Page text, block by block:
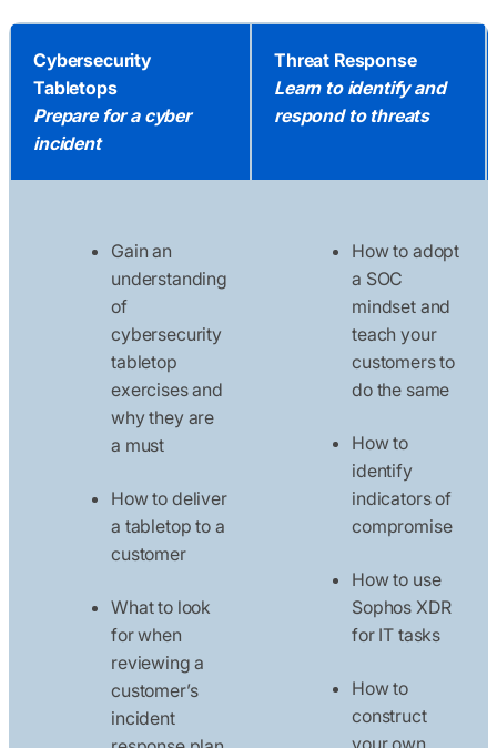
Cybersecurity
Tabletops
Prepare for a cyber
incident
Threat Response
Learn to identify and
respond to threats
Gain an
understanding
of
cybersecurity
tabletop
exercises and
why they are
a must
How to deliver
a tabletop to a
customer
What to look
for when
reviewing a
customer’s
incident
How to adopt
a SOC
mindset and
teach your
customers to
do the same
How to
identify
indicators of
compromise
How to use
Sophos XDR
for IT tasks
How to
construct
your own